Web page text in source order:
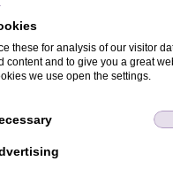
these for analysis of our visitor
content and to give you a great
we use open the settings.